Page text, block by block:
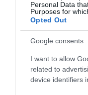
Personal Data
Purposes for
Opted Out
Google consents
I want to allow
related to
device identifiers
A paprikát és a
közepes méretű
spenótot, és
kimérünk, és
fontos szerepe lesz.